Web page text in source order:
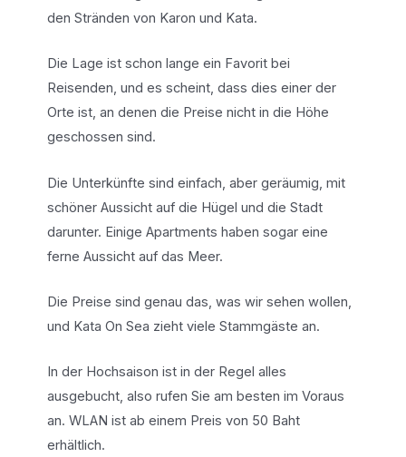
den Stränden von Karon und Kata.
Die Lage ist schon lange ein Favorit bei
Reisenden, und es scheint, dass dies einer der
Orte ist, an denen die Preise nicht in die Höhe
geschossen sind.
Die Unterkünfte sind einfach, aber geräumig, mit
schöner Aussicht auf die Hügel und die Stadt
darunter. Einige Apartments haben sogar eine
ferne Aussicht auf das Meer.
Die Preise sind genau das, was wir sehen wollen,
und Kata On Sea zieht viele Stammgäste an.
In der Hochsaison ist in der Regel alles
ausgebucht, also rufen Sie am besten im Voraus
an. WLAN ist ab einem Preis von 50 Baht
erhältlich.